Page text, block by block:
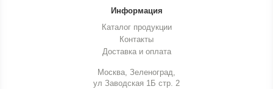
Информация
Каталог продукции
Контакты
Доставка и оплата
Москва, Зеленоград,
ул Заводская 1Б стр. 2